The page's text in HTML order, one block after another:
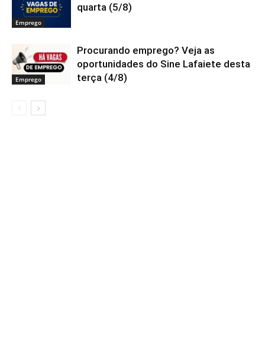
Emprego
quarta (5/8)
Emprego
Procurando emprego? Veja as
oportunidades do Sine Lafaiete desta
terça (4/8)